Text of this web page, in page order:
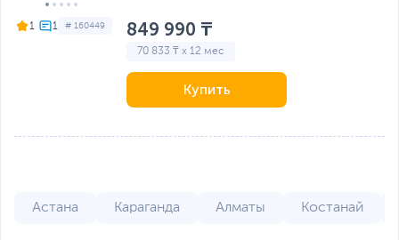
1 # 160449 849 990 ₸
70 833 ₸ x 12 мес
Купить
Астана Караганда Алматы Костанай